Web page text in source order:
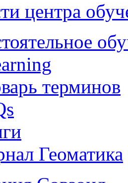
центра
терминов
Геоматика